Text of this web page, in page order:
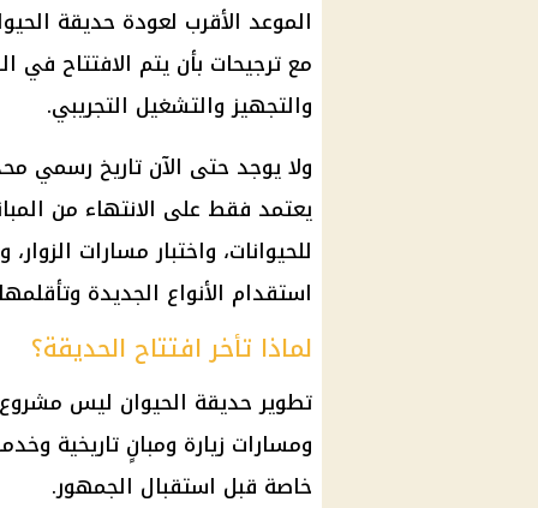
مع ترجيحات بأن يتم الافتتاح في
والتجهيز والتشغيل التجريبي.
ولا يوجد حتى الآن تاريخ رسمي
يعتمد فقط على الانتهاء من
للحيوانات، واختبار مسارات
استقدام الأنواع الجديدة
لماذا تأخر افتتاح الحديقة؟
تطوير حديقة الحيوان ليس مشروع
ومسارات زيارة ومبانٍ تاريخية
خاصة قبل استقبال الجمهور.